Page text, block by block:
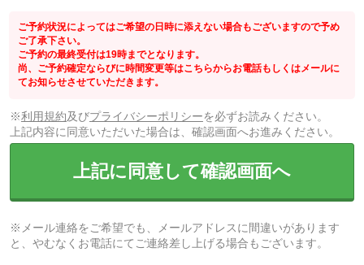
ご予約状況によってはご希望の日時に添えない場合もございますので予め
ご了承下さい。
ご予約の最終受付は19時までとなります。
尚、ご予約確定ならびに時間変更等はこちらからお電話もしくはメールに
てお知らせさせていただきます。
※利用規約及びプライバシーポリシーを必ずお読みください。
上記内容に同意いただいた場合は、確認画面へお進みください。
上記に同意して確認画面へ
※メール連絡をご希望でも、メールアドレスに間違いがあります
と、やむなくお電話にてご連絡差し上げる場合もございます。